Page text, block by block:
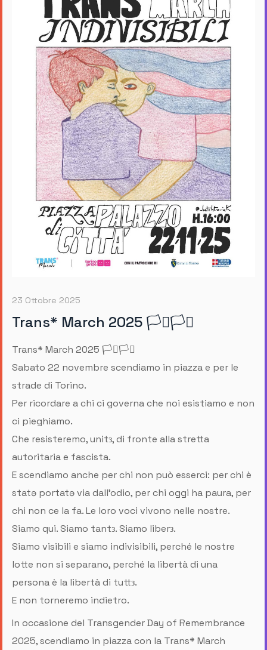
23 Ottobre 2025
Trans* March 2025 🏳️‍⚧️🏳️‍⚧️
Trans* March 2025 🏳️‍⚧️🏳️‍⚧️
Sabato 22 novembre scendiamo in piazza e per le
strade di Torino.
Per ricordare a chi ci governa che noi esistiamo e non
ci pieghiamo.
Che resisteremo, unitз, di fronte alla stretta
autoritaria e fascista.
E scendiamo anche per chi non può esserci: per chi è
statə portatə via dall’odio, per chi oggi ha paura, per
chi non ce la fa. Le loro voci vivono nelle nostre.
Siamo qui. Siamo tantз. Siamo liberз.
Siamo visibili e siamo indivisibili, perché le nostre
lotte non si separano, perché la libertà di una
persona è la libertà di tuttз.
E non torneremo indietro.
In occasione del Transgender Day of Remembrance
2025, scendiamo in piazza con la Trans* March